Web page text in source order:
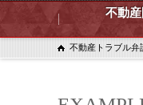
不動
不動産トラブル弁